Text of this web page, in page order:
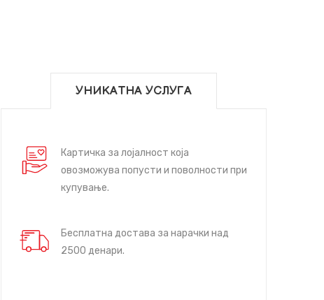
УНИКАТНА УСЛУГА
Картичка за лојалност која
овозможува попусти и поволности при
купување.
Бесплатна достава за нарачки над
2500 денари.